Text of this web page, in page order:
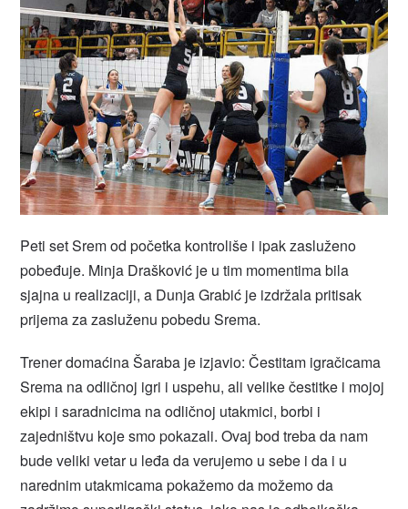
Peti set Srem od početka kontroliše i ipak zasluženo
pobeđuje. Minja Drašković je u tim momentima bila
sjajna u realizaciji, a Dunja Grabić je izdržala pritisak
prijema za zasluženu pobedu Srema.
Trener domaćina Šaraba je izjavio: Čestitam igračicama
Srema na odličnoj igri i uspehu, ali velike čestitke i mojoj
ekipi i saradnicima na odličnoj utakmici, borbi i
zajedništvu koje smo pokazali. Ovaj bod treba da nam
bude veliki vetar u leđa da verujemo u sebe i da i u
narednim utakmicama pokažemo da možemo da